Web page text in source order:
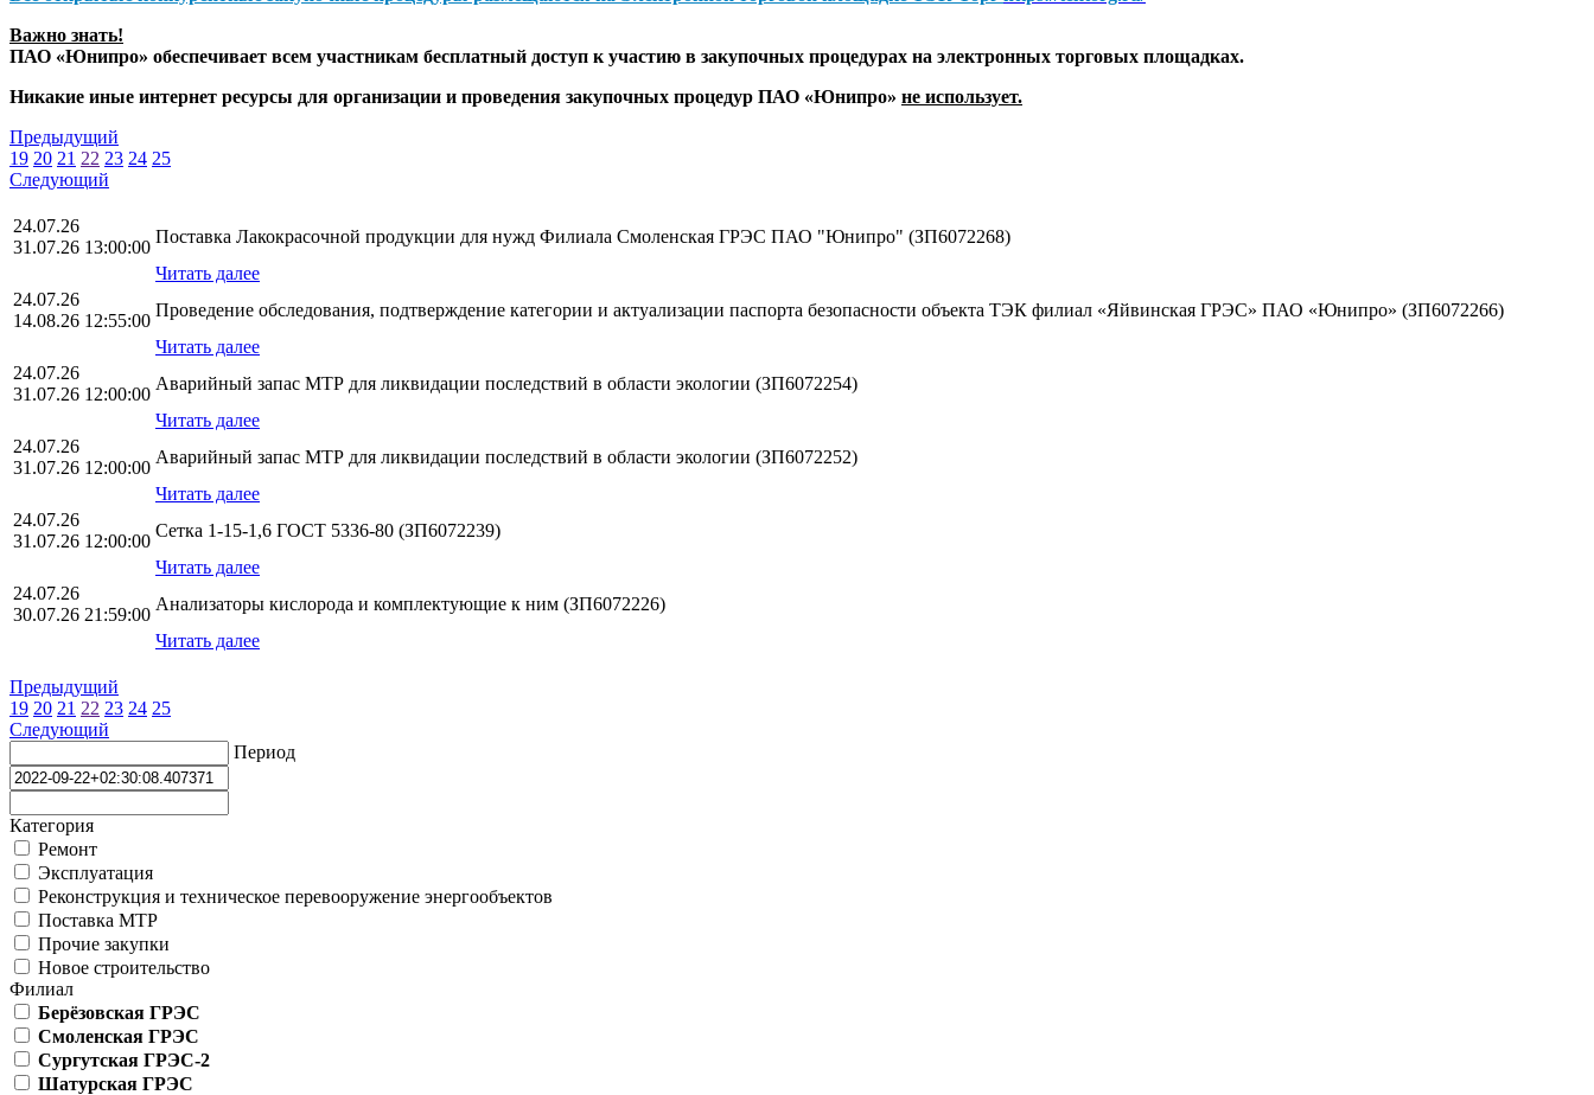
Важно знать!
ПАО «Юнипро» обеспечивает всем участникам бесплатный доступ к участию в закупочных процедурах на электронных торговых площадках.
Никакие иные интернет ресурсы для организации и проведения закупочных процедур ПАО «Юнипро» не использует.
Предыдущий
19 20 21 22 23 24 25
Следующий
24.07.26
31.07.26 13:00:00
Поставка Лакокрасочной продукции для нужд Филиала Смоленская ГРЭС ПАО "Юнипро" (ЗП6072268)
Читать далее
24.07.26
14.08.26 12:55:00
Проведение обследования, подтверждение категории и актуализации паспорта безопасности объекта ТЭК филиал «Яйвинская ГРЭС» ПАО «Юнипро» (ЗП6072266)
Читать далее
24.07.26
31.07.26 12:00:00
Аварийный запас МТР для ликвидации последствий в области экологии (ЗП6072254)
Читать далее
24.07.26
31.07.26 12:00:00
Аварийный запас МТР для ликвидации последствий в области экологии (ЗП6072252)
Читать далее
24.07.26
31.07.26 12:00:00
Сетка 1-15-1,6 ГОСТ 5336-80 (ЗП6072239)
Читать далее
24.07.26
30.07.26 21:59:00
Анализаторы кислорода и комплектующие к ним (ЗП6072226)
Читать далее
Предыдущий
19 20 21 22 23 24 25
Следующий
Период
Категория
Ремонт
Эксплуатация
Реконструкция и техническое перевооружение энергообъектов
Поставка МТР
Прочие закупки
Новое строительство
Филиал
Берёзовская ГРЭС
Смоленская ГРЭС
Сургутская ГРЭС-2
Шатурская ГРЭС